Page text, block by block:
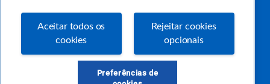
de segunda a sexta das 8h às 20h e pelos canais digitais até 00h
Sobre o Sebrae
Aceitar todos os
cookies
Rejeitar cookies
opcionais
Preferências de